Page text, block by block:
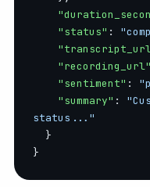
"status" :
"recording_url"
"sentiment" :
"summary" :
status..."
}